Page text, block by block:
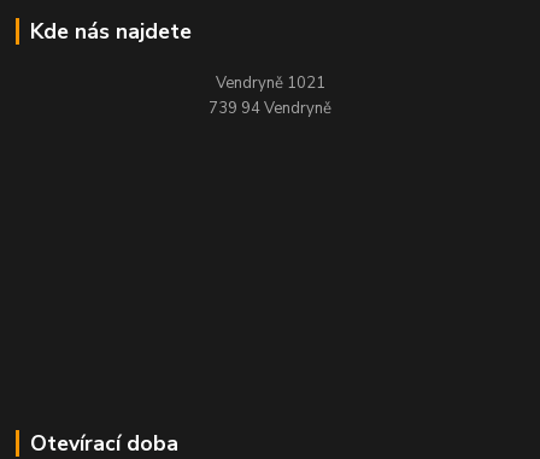
Kde nás najdete
Vendryně 1021
739 94 Vendryně
Otevírací doba